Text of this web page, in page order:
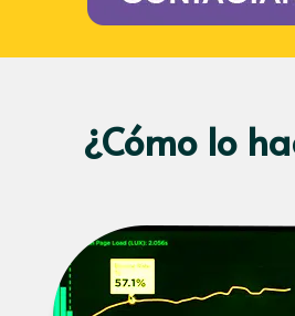
¿Cómo lo